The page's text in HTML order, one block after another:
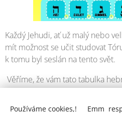
Každý Jehudi, ať už malý nebo
mít možnost se učit studovat
k tomu byl seslán na tento svět.
Věříme, že vám tato tabulka
užitečná a otevře vám cestu dál
Používáme cookies,! 🍪Emm